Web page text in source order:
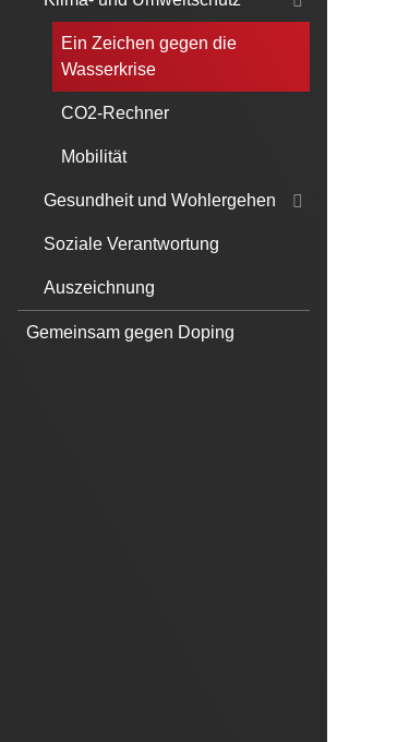
Ein Zeichen gegen die
Wasserkrise
CO2-Rechner
Mobilität
Gesundheit und Wohlergehen
Soziale Verantwortung
Auszeichnung
Gemeinsam gegen Doping